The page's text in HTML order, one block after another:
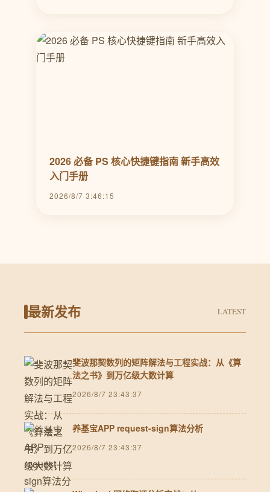
2026 必备 PS 核心快捷键指南 新手高效
入门手册
2026/8/7 3:46:15
最新发布 LATEST
斐波那契数列的矩阵解法与工程实战：从《算
法之书》到万亿级大数计算
2026/8/7 23:43:37
养基宝APP request-sign算法分析
2026/8/7 23:43:37